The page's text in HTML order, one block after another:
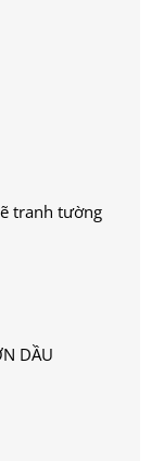
tranh tường
DẦU